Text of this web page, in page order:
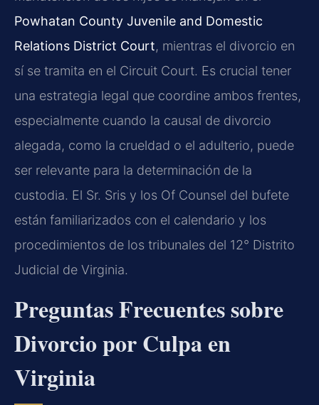
Powhatan County Juvenile and Domestic
Relations District Court, mientras el divorcio en
sí se tramita en el Circuit Court. Es crucial tener
una estrategia legal que coordine ambos frentes,
especialmente cuando la causal de divorcio
alegada, como la crueldad o el adulterio, puede
ser relevante para la determinación de la
custodia. El Sr. Sris y los Of Counsel del bufete
están familiarizados con el calendario y los
procedimientos de los tribunales del 12° Distrito
Judicial de Virginia.
Preguntas Frecuentes sobre
Divorcio por Culpa en
Virginia